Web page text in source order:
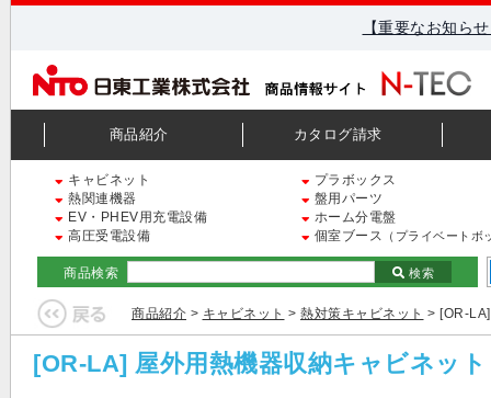
【重要なお知ら
商品紹介 カタログ請求
キャビネット
プラボックス
熱関連機器
盤用パーツ
EV・PHEV用充電設備
ホーム分電盤
高圧受電設備
個室ブース （プライベートボ
商品検索 検索
商品紹介 > キャビネット > 熱対策キャビネット > [OR-
[OR-LA] 屋外用熱機器収納キャビネット